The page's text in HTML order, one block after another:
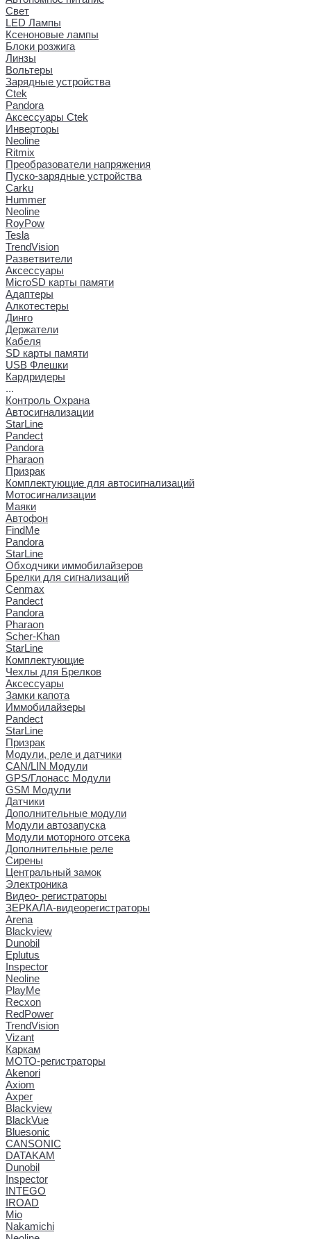
Свет
LED Лампы
Ксеноновые лампы
Блоки розжига
Линзы
Вольтеры
Зарядные устройства
Ctek
Pandora
Аксессуары Ctek
Инверторы
Neoline
Ritmix
Преобразователи напряжения
Пуско-зарядные устройства
Carku
Hummer
Neoline
RoyPow
Tesla
TrendVision
Разветвители
Аксессуары
MicroSD карты памяти
Адаптеры
Алкотестеры
Динго
Держатели
Кабеля
SD карты памяти
USB Флешки
Кардридеры
...
Контроль Охрана
Автосигнализации
StarLine
Pandect
Pandora
Pharaon
Призрак
Комплектующие для автосигнализаций
Мотосигнализации
Маяки
Автофон
FindMe
Pandora
StarLine
Обходчики иммобилайзеров
Брелки для сигнализаций
Cenmax
Pandect
Pandora
Pharaon
Scher-Khan
StarLine
Комплектующие
Чехлы для Брелков
Аксессуары
Замки капота
Иммобилайзеры
Pandect
StarLine
Призрак
Модули, реле и датчики
CAN/LIN Модули
GPS/Глонасс Модули
GSM Модули
Датчики
Дополнительные модули
Модули автозапуска
Модули моторного отсека
Дополнительные реле
Сирены
Центральный замок
Электроника
Видео- регистраторы
ЗЕРКАЛА-видеорегистраторы
Arena
Blackview
Dunobil
Eplutus
Inspector
Neoline
PlayMe
Recxon
RedPower
TrendVision
Vizant
Каркам
МОТО-регистраторы
Akenori
Axiom
Axper
Blackview
BlackVue
Bluesonic
CANSONIC
DATAKAM
Dunobil
Inspector
INTEGO
IROAD
Mio
Nakamichi